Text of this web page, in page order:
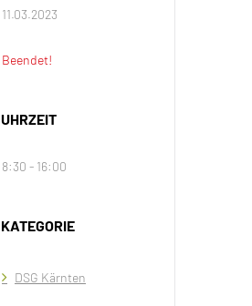
11.03.2023
Beendet!
UHRZEIT
8:30 - 16:00
KATEGORIE
DSG Kärnten